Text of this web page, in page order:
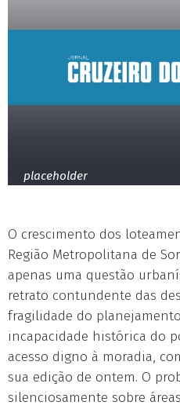
placeholder
O crescimento dos
Região Metropolitana de
apenas uma questão
retrato contundente das
fragilidade do
incapacidade histórica do
acesso digno à moradia,
sua edição de ontem. O
silenciosamente sobre